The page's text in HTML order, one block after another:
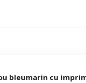
bleumarin cu